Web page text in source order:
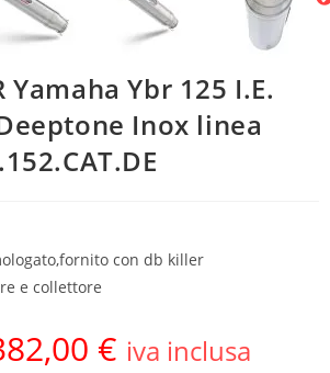
Yamaha Ybr 125 I.E.
Inox linea
con db killer
e collettore
€ iva inclusa